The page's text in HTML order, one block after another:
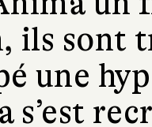
ils sont
une
s’est